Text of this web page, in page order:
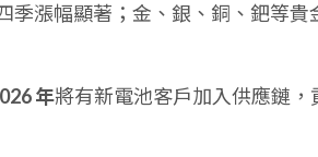
季漲幅顯著；金、銀、銅、鈀等貴
年將有新電池客戶加入供應鏈，